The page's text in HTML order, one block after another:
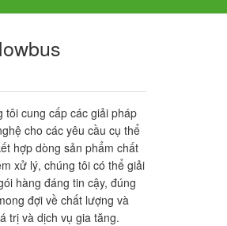
tôi cung cấp các giải pháp
cho các yêu cầu cụ thể
hợp dòng sản phẩm chất
xử lý, chúng tôi có thể giải
hàng đáng tin cậy, đúng
đợi về chất lượng và
trị và dịch vụ gia tăng.